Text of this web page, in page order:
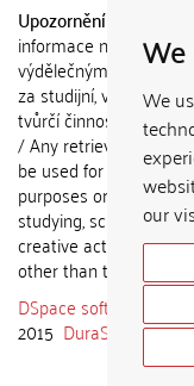
We
We
our
Upozornění / Notice:
informace nemohou
výdělečným účelům
za studijní, vědeckou
tvůrčí činnost jiné
/ Any retrieved
be used for any
purposes or claimed
studying, scientific or
creative activities of
other than the author.
DSpace software
2015 DuraSpace